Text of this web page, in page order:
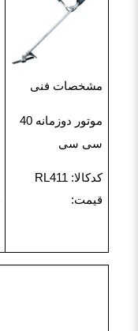
مشخصات فنی
موتور دوزمانه 40
سی سی
کدکالا: RL411
قیمت: